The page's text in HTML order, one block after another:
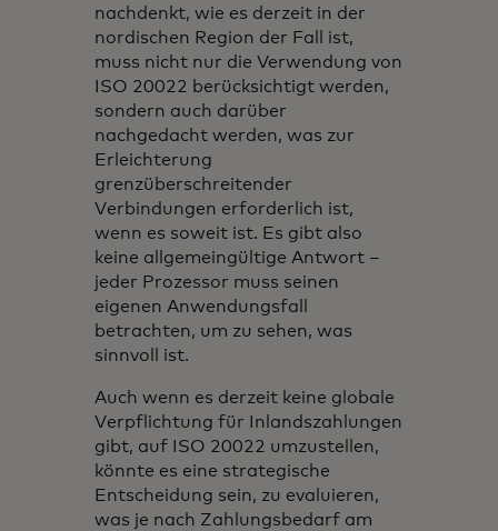
nachdenkt, wie es derzeit in der
nordischen Region der Fall ist,
muss nicht nur die Verwendung von
ISO 20022 berücksichtigt werden,
sondern auch darüber
nachgedacht werden, was zur
Erleichterung
grenzüberschreitender
Verbindungen erforderlich ist,
wenn es soweit ist. Es gibt also
keine allgemeingültige Antwort –
jeder Prozessor muss seinen
eigenen Anwendungsfall
betrachten, um zu sehen, was
sinnvoll ist.
Auch wenn es derzeit keine globale
Verpflichtung für Inlandszahlungen
gibt, auf ISO 20022 umzustellen,
könnte es eine strategische
Entscheidung sein, zu evaluieren,
was je nach Zahlungsbedarf am